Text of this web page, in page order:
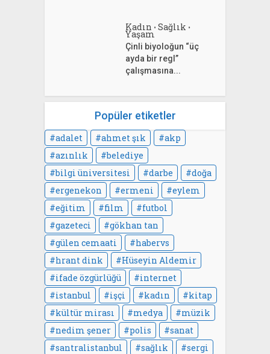
Kadın • Sağlık •
Yaşam
Çinli biyoloğun “üç
ayda bir regl”
çalışmasına...
Popüler etiketler
adalet ahmet şık
akp
azınlık
belediye
bilgi üniversitesi
darbe
doğa
ergenekon
ermeni
eylem
eğitim
film
futbol
gazeteci
gökhan tan
gülen cemaati
habervs
hrant dink
Hüseyin Aldemir
ifade özgürlüğü
internet
istanbul
işçi kadın
kitap
kültür mirası
medya
müzik
nedim şener
polis
sanat
santralistanbul
sağlık
sergi